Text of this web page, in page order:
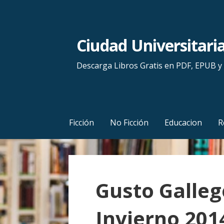
n
t
e
n
i
d
Ciudad
Descarga Libros Gratis en PDF, EPUB y
Ficción No Ficción Educacion
Gusto
Invierno